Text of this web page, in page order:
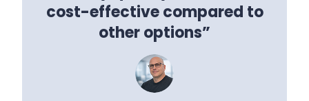
cost-effective compared to
other options”